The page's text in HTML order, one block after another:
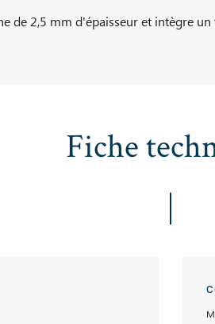
de 2,5 mm d'épaisseur et intègre
Fiche